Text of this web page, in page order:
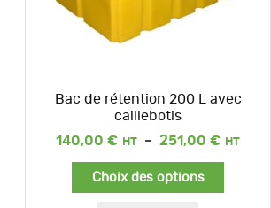
Bac de rétention 200 L avec
caillebotis
140,00 € – 251,00 €
Plage
Choix des options